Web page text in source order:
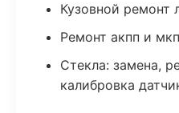
Кузовной ремонт
Ремонт акпп и
Стекла: замена,
калибровка